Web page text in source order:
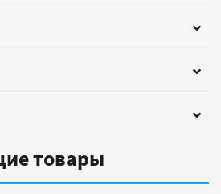
товары